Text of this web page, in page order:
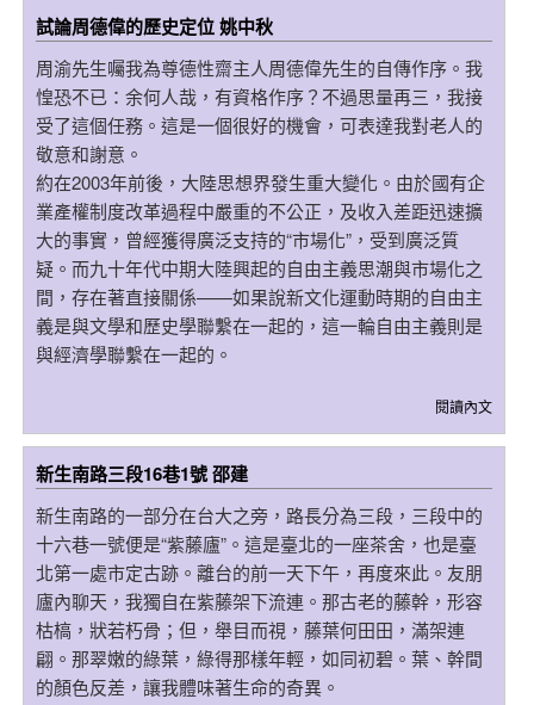
試論周德偉的歷史定位 姚中秋
周渝先生囑我為尊德性齋主人周德偉先生的自傳作序。我
惶恐不已：余何人哉，有資格作序？不過思量再三，我接
受了這個任務。這是一個很好的機會，可表達我對老人的
敬意和謝意。
約在2003年前後，大陸思想界發生重大變化。由於國有企
業產權制度改革過程中嚴重的不公正，及收入差距迅速擴
大的事實，曾經獲得廣泛支持的“市場化”，受到廣泛質
疑。而九十年代中期大陸興起的自由主義思潮與市場化之
間，存在著直接關係——如果說新文化運動時期的自由主
義是與文學和歷史學聯繫在一起的，這一輪自由主義則是
與經濟學聯繫在一起的。
閱讀內文
新生南路三段16巷1號 邵建
新生南路的一部分在台大之旁，路長分為三段，三段中的
十六巷一號便是“紫藤廬”。這是臺北的一座茶舍，也是臺
北第一處市定古跡。離台的前一天下午，再度來此。友朋
廬內聊天，我獨自在紫藤架下流連。那古老的藤幹，形容
枯槁，狀若朽骨；但，舉目而視，藤葉何田田，滿架連
翩。那翠嫩的綠葉，綠得那樣年輕，如同初碧。葉、幹間
的顏色反差，讓我體味著生命的奇異。